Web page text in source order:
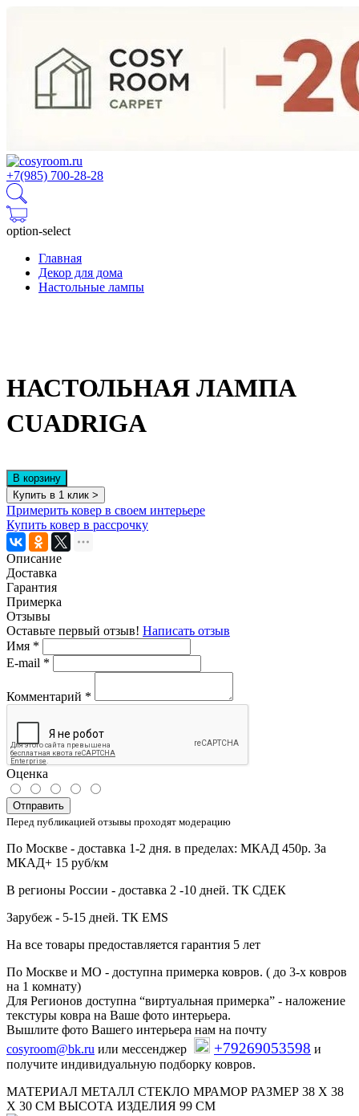
+7(985) 700-28-28
option-select
Главная
Декор для дома
Настольные лампы
НАСТОЛЬНАЯ ЛАМПА
CUADRIGA
В корзину
Купить в 1 клик >
Примерить ковер в своем интерьере
Купить ковер в рассрочку
Описание
Доставка
Гарантия
Примерка
Отзывы
Оставьте первый отзыв! Написать отзыв
Имя *
E-mail *
Комментарий *
Оценка
Отправить
Перед публикацией отзывы проходят модерацию
По Москве - доставка 1-2 дня. в пределах: МКАД 450р. За
МКАД+ 15 руб/км
В регионы России - доставка 2 -10 дней. ТК СДЕК
Зарубеж - 5-15 дней. ТК EMS
На все товары предоставляется гарантия 5 лет
По Москве и МО - доступна примерка ковров. ( до 3-х ковров
на 1 комнату)
Для Регионов доступна “виртуальная примерка” - наложение
текстуры ковра на Ваше фото интерьера.
Вышлите фото Вашего интерьера нам на почту
cosyroom@bk.ru или мессенджер +79269053598 и
получите индивидуальную подборку ковров.
МАТЕРИАЛ МЕТАЛЛ СТЕКЛО МРАМОР РАЗМЕР 38 X 38
X 30 СМ ВЫСОТА ИЗДЕЛИЯ 99 СМ